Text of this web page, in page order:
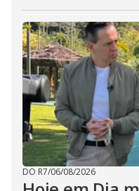
DO R7/06/08/2026